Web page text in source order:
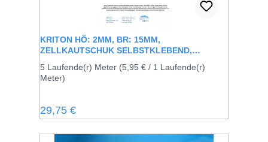
KRITON HÖ: 2MM, BR: 15MM,
ZELLKAUTSCHUK SELBSTKLEBEND,
5 Laufende(r) Meter (5,95 € / 1 Laufende(r)
Meter)
Regulärer Preis:
29,75 €